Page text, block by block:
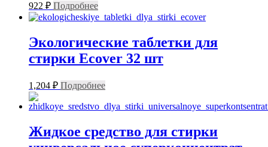
922 ₽ Подробнее
Экологические таблетки для
стирки Ecover 32 шт
1,204 ₽ Подробнее
Жидкое средство для стирки